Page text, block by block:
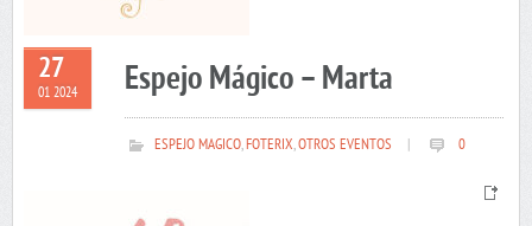
27
01 2024 Espejo Mágico – Marta
ESPEJO MAGICO,FOTERIX,OTROS EVENTOS 0